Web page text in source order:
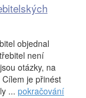
objednal
není
otázky, na
je přinést
... pokračování